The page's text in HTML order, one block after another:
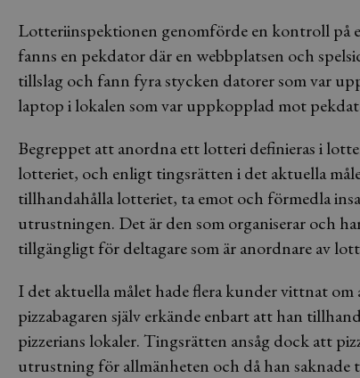
Lotteriinspektionen genomförde en kontroll på
fanns en pekdator där en webbplatsen och
tillslag och fann fyra stycken datorer som var
laptop i lokalen som var uppkopplad mot
Begreppet att anordna ett lotteri definieras i
lotteriet, och enligt tingsrätten i det aktuella
tillhandahålla lotteriet, ta emot och förmedla
utrustningen. Det är den som organiserar och
tillgängligt för deltagare som är anordnare av
I det aktuella målet hade flera kunder vittnat om
pizzabagaren själv erkände enbart att han
pizzerians lokaler. Tingsrätten ansåg dock att
utrustning för allmänheten och då han